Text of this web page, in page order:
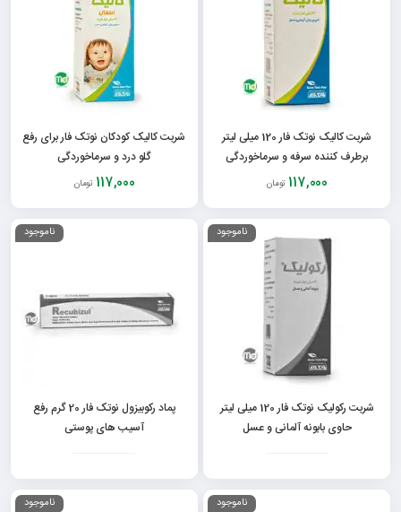
شربت کالیک نوتک فار 120 میلی لیتر
برطرف کننده سرفه و سرماخوردگی
117,000 تومان
شربت کالیک کودکان نوتک فار برای رفع
گلو درد و سرماخوردگی
117,000 تومان
ناموجود
شربت رکولیک نوتک فار 120 میلی لیتر
حاوی بابونه آلمانی و عسل
ناموجود
پماد رکوبیزول نوتک فار 20 گرم رفع
آسیب های پوستی
ناموجود ناموجود